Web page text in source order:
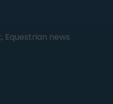
Equestrian news